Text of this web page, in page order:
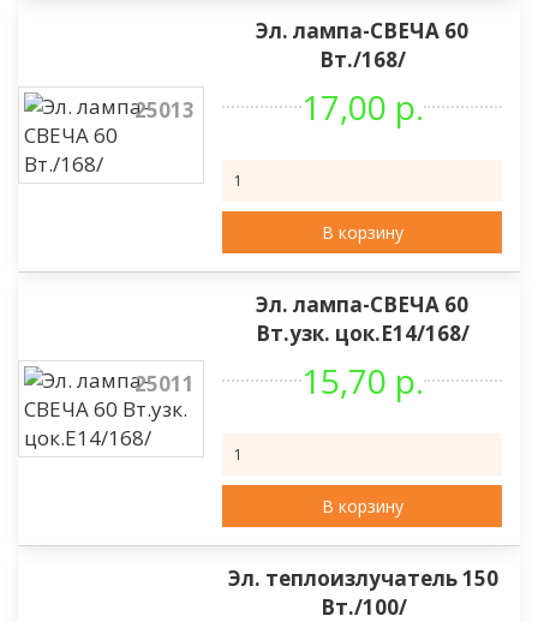
25013
Эл. лампа-СВЕЧА 60
Вт./168/
17,00 р.
В корзину
25011
Эл. лампа-СВЕЧА 60
Вт.узк. цок.Е14/168/
15,70 р.
В корзину
Эл. теплоизлучатель 150
Вт./100/